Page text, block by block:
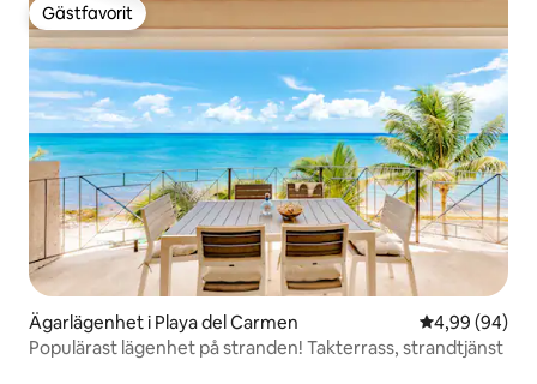
Gästfavorit
Gästfavorit
Ägarlägenhet i Playa del Carmen 4,99 av 5 i
4,99 (94)
Populärast lägenhet på stranden! Takterrass, strandtjänst